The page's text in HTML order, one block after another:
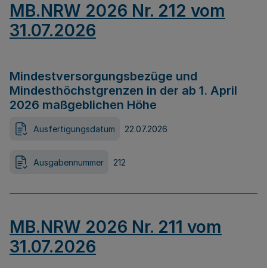
MB.NRW 2026 Nr. 212 vom
31.07.2026
Mindestversorgungsbezüge und
Mindesthöchstgrenzen in der ab 1. April
2026 maßgeblichen Höhe
Ausfertigungsdatum 22.07.2026
Ausgabennummer 212
MB.NRW 2026 Nr. 211 vom
31.07.2026